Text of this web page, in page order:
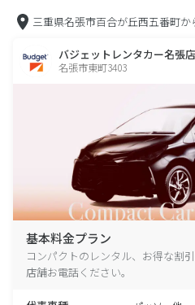
三重県名張市百合が丘西五番町か
バジェットレンタカー名張店
名張市東町3403
基本料金プラン
コンパクトのレンタル、お得な割
店舗お電話ください。